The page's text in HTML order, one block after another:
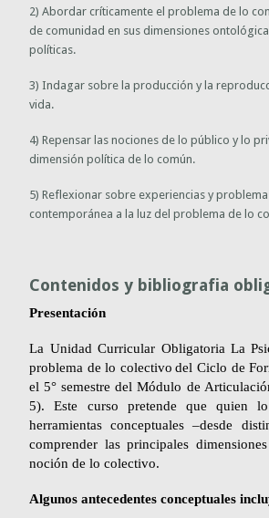
2) Abordar críticamente el problema de lo
de comunidad en sus dimensiones
políticas.
3) Indagar sobre la producción y la
vida.
4) Repensar las nociones de lo público y lo
dimensión política de lo común.
5) Reflexionar sobre experiencias y
contemporánea a la luz del problema de lo
Contenidos y bibliografia
Presentación
La Unidad Curricular Obligatoria La
problema de lo colectivo del Ciclo de
el 5° semestre del Módulo de
5). Este curso pretende que quien
herramientas conceptuales –desde
comprender las principales
noción de lo colectivo.
Algunos antecedentes conceptuales